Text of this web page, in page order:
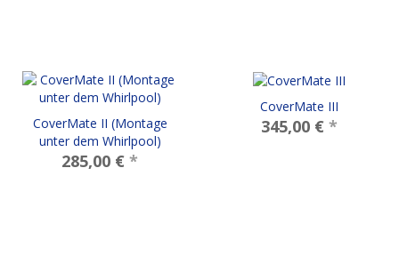
CoverMate II (Montage
unter dem Whirlpool)
285,00 € *
CoverMate III
345,00 € *